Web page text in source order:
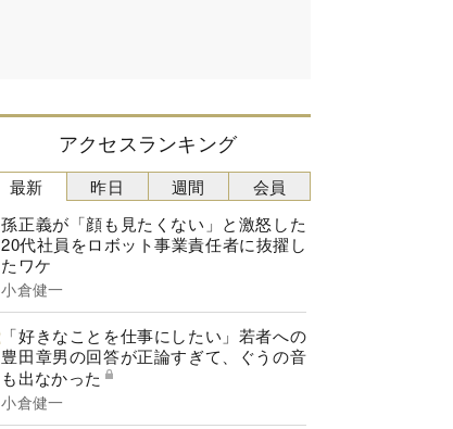
アクセスランキング
最新
孫正義が「顔も見たくない」と激怒した
20代社員をロボット事業責任者に抜擢し
たワケ
小倉健一
「好きなことを仕事にしたい」若者への
豊田章男の回答が正論すぎて、ぐうの音
も出なかった
小倉健一
昨日 週間 会員